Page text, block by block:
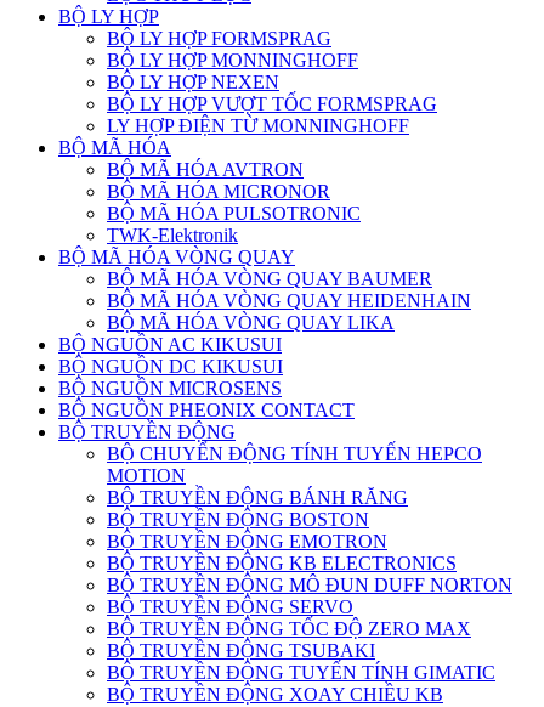
BỘ LY HỢP
BỘ LY HỢP FORMSPRAG
BỘ LY HỢP MONNINGHOFF
BỘ LY HỢP NEXEN
BỘ LY HỢP VƯỢT TỐC FORMSPRAG
LY HỢP ĐIỆN TỪ MONNINGHOFF
BỘ MÃ HÓA
BỘ MÃ HÓA AVTRON
BỘ MÃ HÓA MICRONOR
BỘ MÃ HÓA PULSOTRONIC
TWK-Elektronik
BỘ MÃ HÓA VÒNG QUAY
BỘ MÃ HÓA VÒNG QUAY BAUMER
BỘ MÃ HÓA VÒNG QUAY HEIDENHAIN
BỘ MÃ HÓA VÒNG QUAY LIKA
BỘ NGUỒN AC KIKUSUI
BỘ NGUỒN DC KIKUSUI
BỘ NGUỒN MICROSENS
BỘ NGUỒN PHEONIX CONTACT
BỘ TRUYỀN ĐỘNG
BỘ CHUYỂN ĐỘNG TÍNH TUYẾN HEPCO
MOTION
BỘ TRUYỀN ĐỘNG BÁNH RĂNG
BỘ TRUYỀN ĐỘNG BOSTON
BỘ TRUYỀN ĐỘNG EMOTRON
BỘ TRUYỀN ĐỘNG KB ELECTRONICS
BỘ TRUYỀN ĐỘNG MÔ ĐUN DUFF NORTON
BỘ TRUYỀN ĐỘNG SERVO
BỘ TRUYỀN ĐỘNG TỐC ĐỘ ZERO MAX
BỘ TRUYỀN ĐỘNG TSUBAKI
BỘ TRUYỀN ĐỘNG TUYẾN TÍNH GIMATIC
BỘ TRUYỀN ĐỘNG XOAY CHIỀU KB